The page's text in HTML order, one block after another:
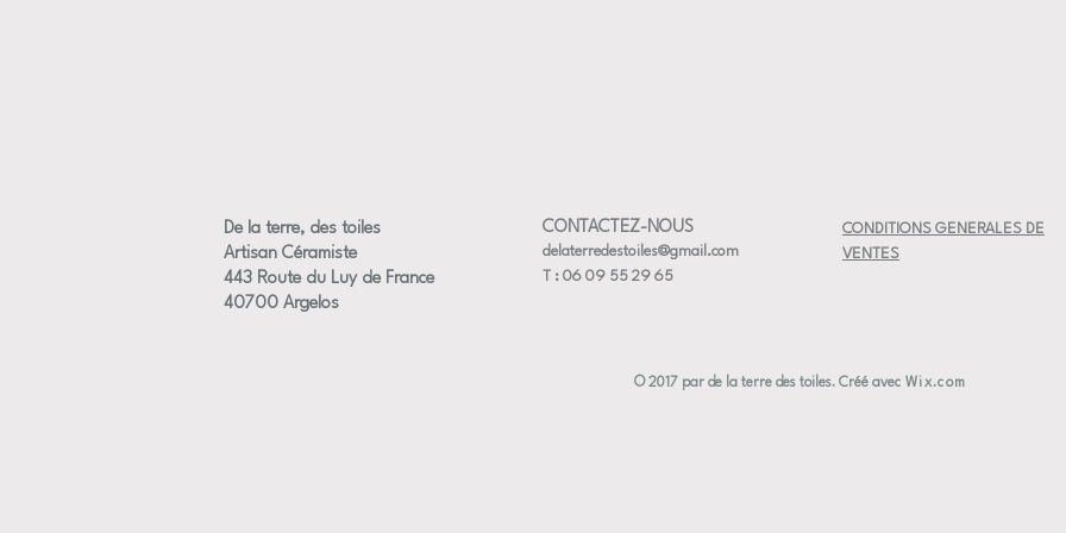
✔
De la terre, des toiles
Artisan Céramiste
443 Route du Luy de France
40700 Argelos
CONTACTEZ-NOUS
delaterredestoiles@gmail.com
T : 06 09 55 29 65
© 2017 par de la terre des toiles. Créé avec Wix.com
CONDITIONS GENERALES DE
VENTES